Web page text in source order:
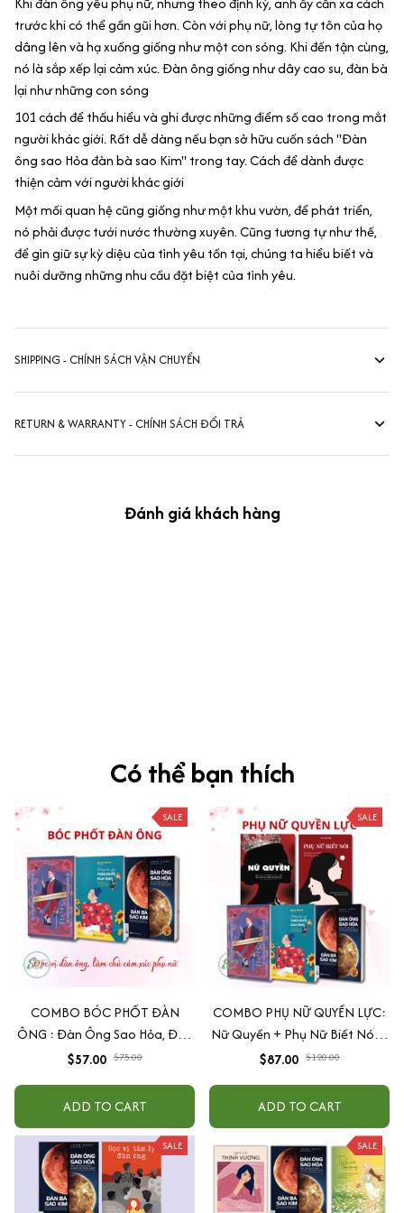
trước khi có thể gần gũi hơn. Còn với phụ nữ, lòng tự tôn của họ
dâng lên và hạ xuống giống như một con sóng. Khi đến tận cùng,
nó là sắp xếp lại cảm xúc. Đàn ông giống như dây cao su, đàn bà
lại như những con sóng
101 cách để thấu hiểu và ghi được những điểm số cao trong mắt
người khác giới. Rất dễ dàng nếu bạn sở hữu cuốn sách "Đàn
ông sao Hỏa đàn bà sao Kim" trong tay. Cách để dành được
thiện cảm với người khác giới
Một mối quan hệ cũng giống như một khu vườn, để phát triển,
nó phải được tưới nước thường xuyên. Cũng tương tự như thế,
để gìn giữ sự kỳ diệu của tình yêu tồn tại, chúng ta hiểu biết và
nuôi dưỡng những nhu cầu đặt biệt của tình yêu.
SHIPPING - CHÍNH SÁCH VẬN CHUYỂN
RETURN & WARRANTY - CHÍNH SÁCH ĐỔI TRẢ
Đánh giá khách hàng
Có thể bạn thích
SALE
COMBO BÓC PHỐT ĐÀN
ÔNG : Đàn Ông Sao Hỏa, Đàn
Bà Sao Kim + Đừng Bao Giờ
Ông Bóc Phốt Đàn Ông
$57.00 $75.00
ADD TO CART
SALE
COMBO PHỤ NỮ QUYỀN LỰC:
Nữ Quyền + Phụ Nữ Biết Nói +
Đàn Ông Sao Hỏa, Đàn Bà Sao
Đuổi Đàn Ông + Đàn Ông Bóc
$87.00 $120.00
ADD TO CART
SALE SALE